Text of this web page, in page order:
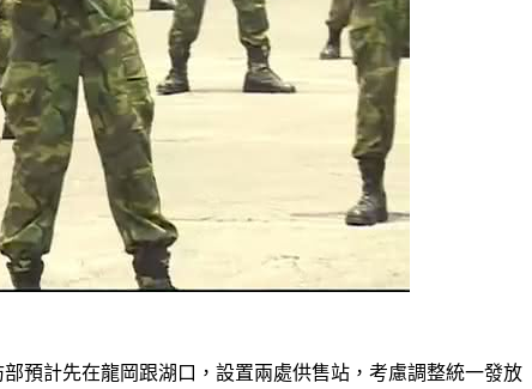
預計先在龍岡跟湖口，設置兩處供售站，考慮調整統一發放